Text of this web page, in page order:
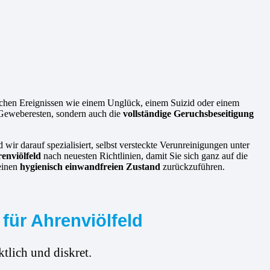
Ereignissen wie einem Unglück, einem Suizid oder einem
sondern auch die vollständige Geruchsbeseitigung
wir darauf spezialisiert, selbst versteckte Verunreinigungen unter
nach neuesten Richtlinien, damit Sie sich ganz auf die
hygienisch einwandfreien Zustand zurückzuführen.
Ahrenviölfeld
und diskret.